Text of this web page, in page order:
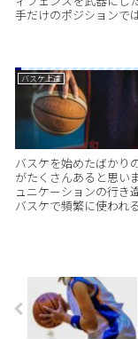
手だけのポジションで
バスケ上達
バスケを始めたばかり
がたくさんあると思い
ュニケーションの行き
バスケで頻繁に使われ